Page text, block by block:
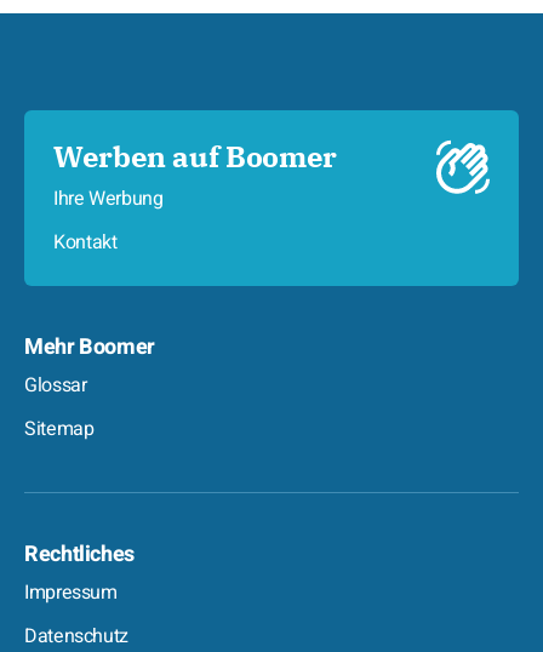
Werben auf Boomer
Ihre Werbung
Kontakt
Mehr Boomer
Glossar
Sitemap
Rechtliches
Impressum
Datenschutz